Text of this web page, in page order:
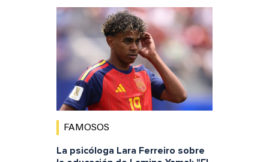
FAMOSOS
La psicóloga Lara Ferreiro sobre